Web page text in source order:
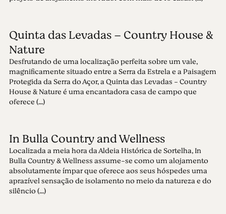
Quinta das Levadas – Country House &
Nature
Desfrutando de uma localização perfeita sobre um vale,
magnificamente situado entre a Serra da Estrela e a Paisagem
Protegida da Serra do Açor, a Quinta das Levadas - Country
House & Nature é uma encantadora casa de campo que
oferece (...)
In Bulla Country and Wellness
Localizada a meia hora da Aldeia Histórica de Sortelha, In
Bulla Country & Wellness assume-se como um alojamento
absolutamente ímpar que oferece aos seus hóspedes uma
aprazível sensação de isolamento no meio da natureza e do
silêncio (...)